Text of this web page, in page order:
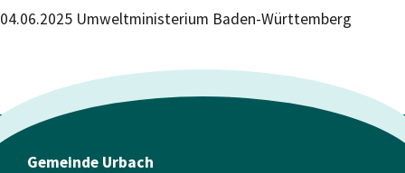
04.06.2025 Umweltministerium Baden-Württemberg
Gemeinde Urbach